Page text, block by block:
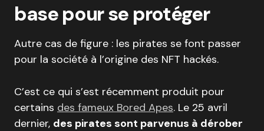
base pour se protéger
Autre cas de figure : les pirates se font passer
pour la société à l’origine des NFT hackés.
C’est ce qui s’est récemment produit pour
certains des fameux Bored Apes. Le 25 avril
dernier, des pirates sont parvenus à dérober